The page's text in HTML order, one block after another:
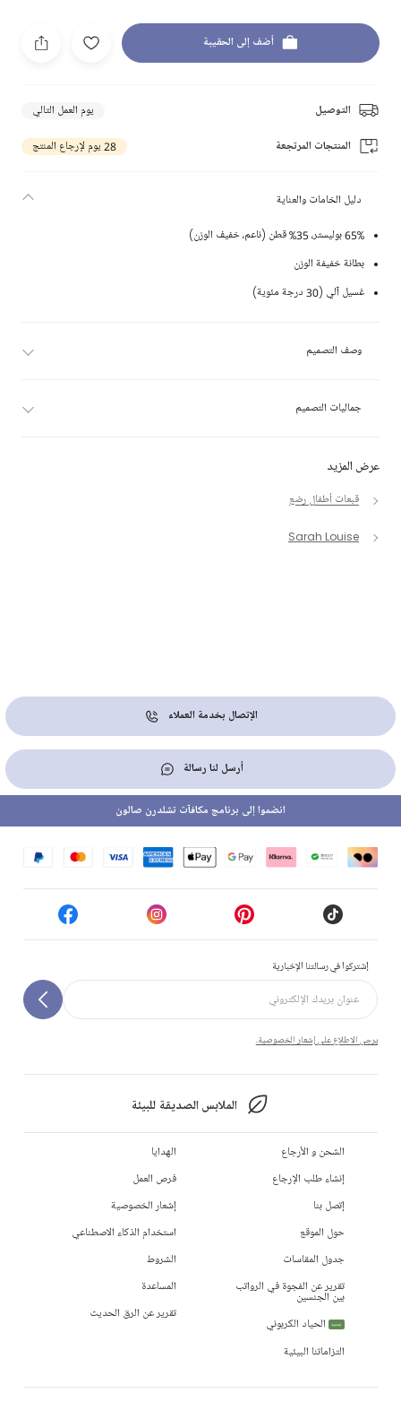
أضف إلى الحقيبة
التوصيل يوم العمل التالي
المنتجات المرتجعة 28 يوم لإرجاع المنتج
عرض المزيد
قبعات أطفال رضع
Sarah Louise
دليل الخامات والعناية
65% بوليستر، 35% قطن (ناعم، خفيف الوزن)
بطانة خفيفة الوزن
غسيل آلي (30 درجة مئوية)
وصف التصميم
جماليات التصميم
الإتصال بخدمة العملاء
أرسل لنا رسالة
إشتركوا في رسالتنا الإخبارية
يرجى الاطلاع على إشعار الخصوصية.
الملابس الصديقة للبيئة
انضموا إلى برنامج مكافآت تشلدرن صالون
الشحن و الأرجاع
إنشاء طلب الإرجاع
إتصل بنا
حول الموقع
جدول المقاسات
تقرير عن الفجوة في الرواتب
بين الجنسين
جديد
الحياد الكربوني
التزاماتنا البيئية
الهدايا
فرص العمل
إشعار الخصوصية
استخدام الذكاء الاصطناعي
الشروط
المساعدة
تقرير عن الرق الحديث